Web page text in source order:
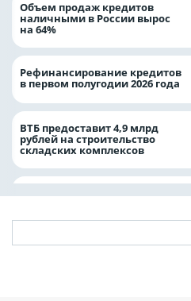
Объем продаж кредитов
наличными в России вырос
на 64%
Рефинансирование кредитов
в первом полугодии 2026 года
ВТБ предоставит 4,9 млрд
рублей на строительство
складских комплексов